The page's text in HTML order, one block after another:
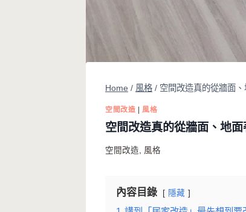
Home / 風格 / 空間改造真的從牆面
空間改造 | 風格
空間改造真的從牆面、地
空間改造, 風格
內容目錄 隱藏